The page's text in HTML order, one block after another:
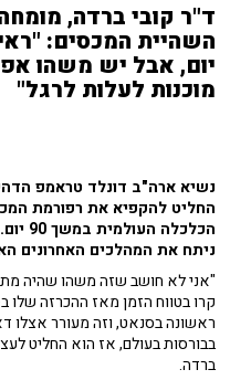
ד"ר קובי ברדה,
יום, אבל יש משהו
מוכנות לעלות לרגל"
נשיא ארה"ב דונלד טראמפ
החליט להקפיא את רפורמת
ניתח את המהלכים האחרונים
"אני לא חושב שזה משהו שהיה
ראשונה בסנאט, וזה מעורר אצלו
ברדה.